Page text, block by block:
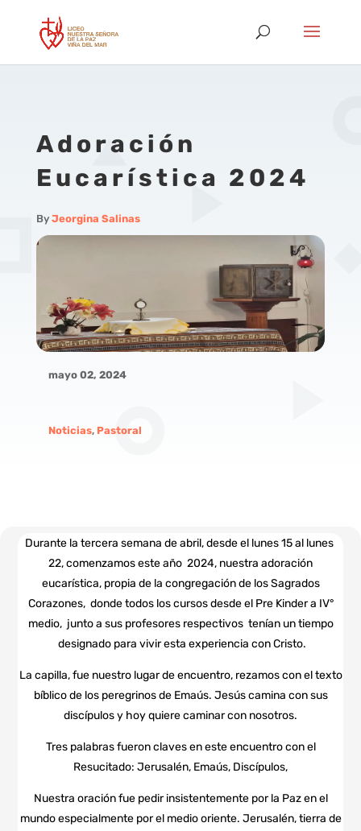
Adoración
Eucarística 2024
By Jeorgina Salinas
mayo 02, 2024
Noticias, Pastoral
Durante la tercera semana de abril, desde el lunes 15 al lunes
22, comenzamos este año 2024, nuestra adoración
eucarística, propia de la congregación de los Sagrados
Corazones, donde todos los cursos desde el Pre Kinder a IV°
medio, junto a sus profesores respectivos tenían un tiempo
designado para vivir esta experiencia con Cristo.
La capilla, fue nuestro lugar de encuentro, rezamos con el texto
bíblico de los peregrinos de Emaús. Jesús camina con sus
discípulos y hoy quiere caminar con nosotros.
Tres palabras fueron claves en este encuentro con el
Resucitado: Jerusalén, Emaús, Discípulos,
Nuestra oración fue pedir insistentemente por la Paz en el
mundo especialmente por el medio oriente. Jerusalén, tierra de